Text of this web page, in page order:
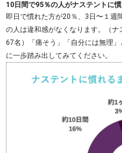
10日間で95％の人がナステントに
即日で慣れた方が20％、3日〜１週
の人は違和感がなくなります。（
67名）「痛そう」「自分には無理
に一歩踏み出してみてください。